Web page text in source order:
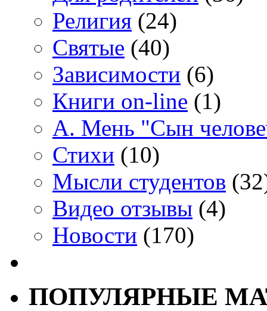
Религия (24)
Святые (40)
Зависимости (6)
Книги on-line (1)
А. Мень "Сын
Стихи (10)
Мысли студентов
Видео отзывы (4)
Новости (170)
ПОПУЛЯРНЫЕ